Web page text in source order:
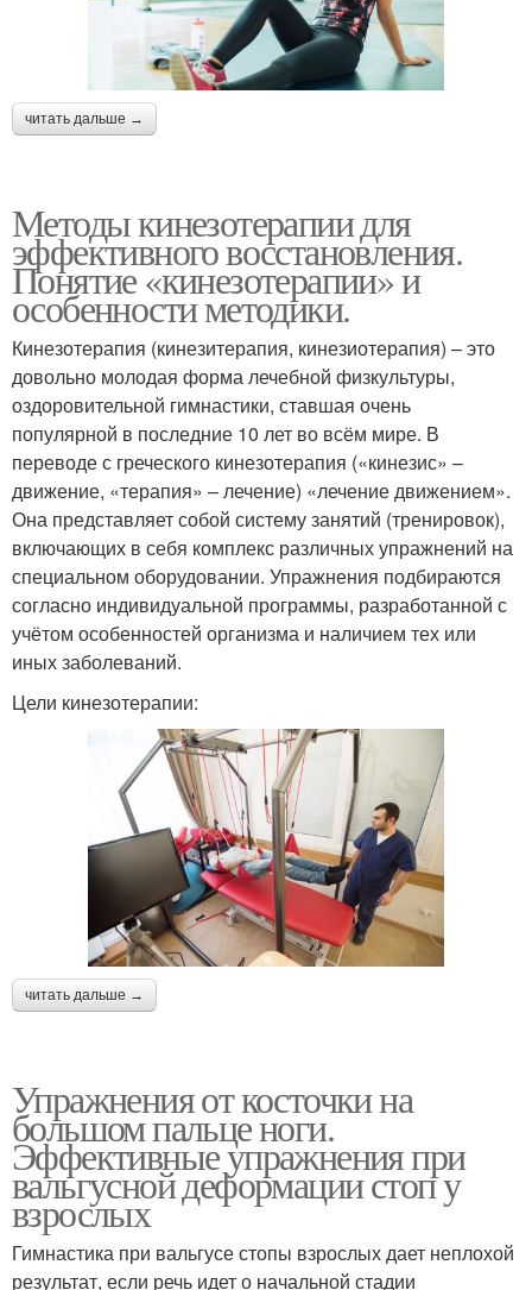
читать дальше →
Методы кинезотерапии для
эффективного восстановления.
Понятие «кинезотерапии» и
особенности методики.
Кинезотерапия (кинезитерапия, кинезиотерапия) – это
довольно молодая форма лечебной физкультуры,
оздоровительной гимнастики, ставшая очень
популярной в последние 10 лет во всём мире. В
переводе с греческого кинезотерапия («кинезис» –
движение, «терапия» – лечение) «лечение движением».
Она представляет собой систему занятий (тренировок),
включающих в себя комплекс различных упражнений на
специальном оборудовании. Упражнения подбираются
согласно индивидуальной программы, разработанной с
учётом особенностей организма и наличием тех или
иных заболеваний.
Цели кинезотерапии:
читать дальше →
Упражнения от косточки на
большом пальце ноги.
Эффективные упражнения при
вальгусной деформации стоп у
взрослых
Гимнастика при вальгусе стопы взрослых дает неплохой
результат, если речь идет о начальной стадии